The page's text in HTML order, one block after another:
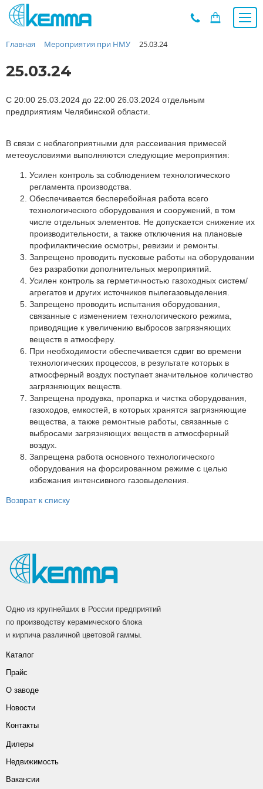
Каталог
О заводе
Новости
Контакты
Наши проекты
Мероприятия при НМУ
Предложения к зачёту
Подбор
Вакансии
Сертификаты
Партнеры
Личный кабинет
Корзина
Избранное
Главная Мероприятия при НМУ 25.03.24
25.03.24
С 20:00 25.03.2024 до 22:00 26.03.2024 отдельным
предприятиям Челябинской области.
В связи с неблагоприятными для рассеивания примесей
метеоусловиями выполняются следующие мероприятия:
Усилен контроль за соблюдением технологического
регламента производства.
Обеспечивается бесперебойная работа всего
технологического оборудования и сооружений, в том
числе отдельных элементов. Не допускается снижение их
производительности, а также отключения на плановые
профилактические осмотры, ревизии и ремонты.
Запрещено проводить пусковые работы на оборудовании
без разработки дополнительных мероприятий.
Усилен контроль за герметичностью газоходных систем/
агрегатов и других источников пылегазовыделения.
Запрещено проводить испытания оборудования,
связанные с изменением технологического режима,
приводящие к увеличению выбросов загрязняющих
веществ в атмосферу.
При необходимости обеспечивается сдвиг во времени
технологических процессов, в результате которых в
атмосферный воздух поступает значительное количество
загрязняющих веществ.
Запрещена продувка, пропарка и чистка оборудования,
газоходов, емкостей, в которых хранятся загрязняющие
вещества, а также ремонтные работы, связанные с
выбросами загрязняющих веществ в атмосферный
воздух.
Запрещена работа основного технологического
оборудования на форсированном режиме с целью
избежания интенсивного газовыделения.
Возврат к списку
Одно из крупнейших в России предприятий
по производству керамического блока
и кирпича различной цветовой гаммы.
Каталог
Прайс
О заводе
Новости
Контакты
Дилеры
Недвижимость
Вакансии